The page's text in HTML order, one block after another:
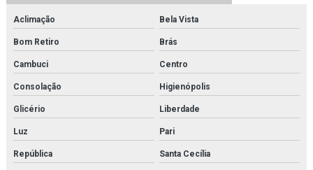
Fornecedor de kit molecular para laboratórios
Fornecedor de microscópio
Fornecedor de microscópio médico para faculdades
Fornecedor de microscópio médico para laboratórios
Fornecedor de microscópio para estudo
Fornecedor de microscópio para faculdades
Aclimação Bela Vista
Bom Retiro Brás
Cambuci Centro
Consolação Higienópolis
Glicério Liberdade
Luz Pari
República Santa Cecília